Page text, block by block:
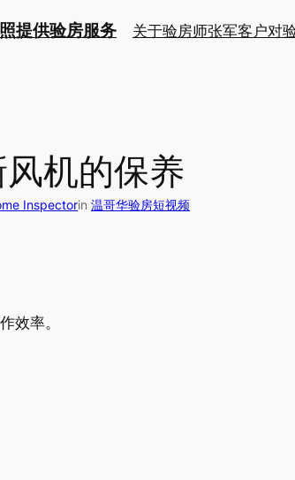
提供验房服务 关于验房师张军客户对
机的保养
Inspectorin 温哥华验房短视频
效率。